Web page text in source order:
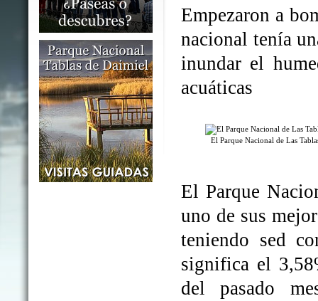
Empezaron a
nacional tenía
inundar el
acuáticas
El Parque Nacional de Las
El Parque
uno de sus
teniendo sed
significa el
del pasado